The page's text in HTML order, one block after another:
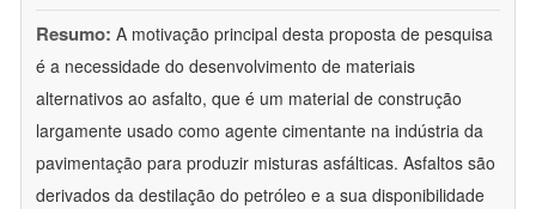
Resumo: A motivação principal desta proposta de pesquisa
é a necessidade do desenvolvimento de materiais
alternativos ao asfalto, que é um material de construção
largamente usado como agente cimentante na indústria da
pavimentação para produzir misturas asfálticas. Asfaltos são
derivados da destilação do petróleo e a sua disponibilidade